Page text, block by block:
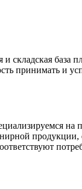
складская база
принимать и
на
продукции,